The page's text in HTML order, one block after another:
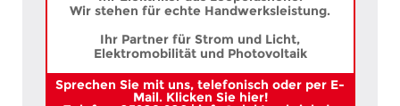
Wir stehen für echte Handwerksleistung.
Ihr Partner für Strom und Licht,
Elektromobilität und Photovoltaik
Sprechen Sie mit uns, telefonisch oder per E-
Mail. Klicken Sie hier!